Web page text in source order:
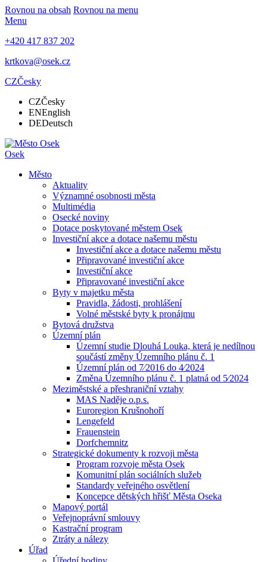
Rovnou na obsah Rovnou na menu
Menu
+420 417 837 202
krtkova@osek.cz
CZČesky
CZČesky
ENEnglish
DEDeutsch
Osek
Město
Aktuality
Významné osobnosti města
Multimédia
Osecké noviny
Dotace poskytované městem Osek
Investiční akce a dotace našemu městu
Investiční akce a dotace našemu městu
Připravované investiční akce
Investiční akce
Připravované investiční akce
Byty v majetku města
Pravidla, žádosti, prohlášení
Volné městské byty k pronájmu
Bytová družstva
Územní plán
Územní studie Dlouhá Louka, která je nedílnou
součástí změny Územního plánu č. 1
Územní plán od 7⁄2016 do 4⁄2024
Změna Územního plánu č. 1 platná od 5⁄2024
Meziměstské a přeshraniční vztahy
MAS Naděje o.p.s.
Euroregion Krušnohoří
Lengefeld
Frauenstein
Dorfchemnitz
Strategické dokumenty k rozvoji města
Program rozvoje města Osek
Komunitní plán sociálních služeb
Standardy veřejného osvětlení
Koncepce dětských hřišť Města Oseka
Mapový portál
Veřejnoprávní smlouvy
Kastrační program
Ztráty a nálezy
Úřad